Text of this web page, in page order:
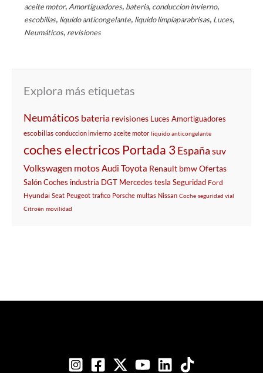
aceite motor, Amortiguadores, bateria, conduccion invierno,
escobillas, liquido anticongelante, liquido limpiaparabrisas, Luces,
Neumáticos, revisiones
Explora más etiquetas
Neumáticos bateria revisiones Luces Amortiguadores
escobillas conduccion invierno aceite motor liquido anticongelante
coches electricos Portada 3España suv
Volkswagen motos Audi Toyota Renault bmwOfertas
SalónCoches industria DGT Mercedes tesla Seguridad Ford
Hyundai Seat Peugeot trafico Porsche multas Nissan Coche seguridad vial
Citroën movilidad